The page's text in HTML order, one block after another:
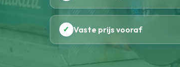
✓ Vaste prijs vooraf